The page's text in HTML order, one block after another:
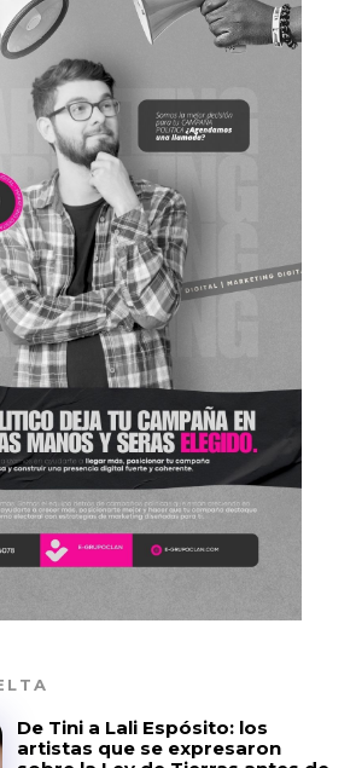
De Tini a Lali Espósito: los
artistas que se expresaron